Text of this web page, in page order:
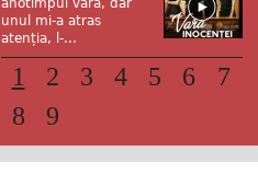
unul mi-a atras
atenția, l-...
1 2 3 4 5 6
7
8
9